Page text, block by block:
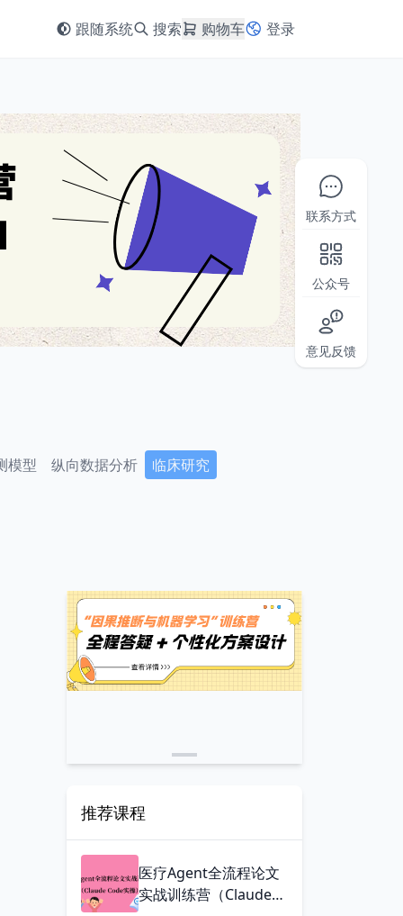
跟随系统 搜索 购物车 登录
联系方式
公众号
意见反馈
模型 纵向数据分析 临床研究
推荐课程
医疗Agent全流程论文
实战训练营（Claude